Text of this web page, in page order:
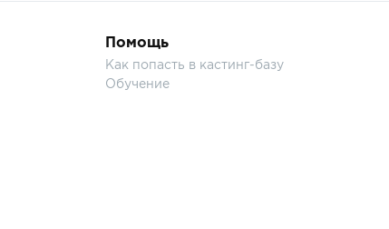
Помощь
Как попасть в кастинг-базу
Обучение